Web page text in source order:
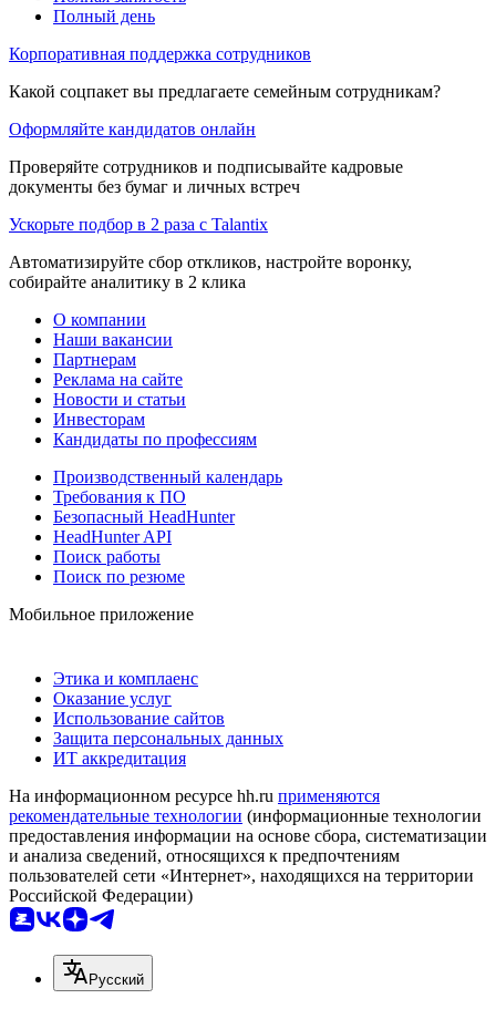
Полный день
Корпоративная поддержка сотрудников
Какой соцпакет вы предлагаете семейным сотрудникам?
Оформляйте кандидатов онлайн
Проверяйте сотрудников и подписывайте кадровые
документы без бумаг и личных встреч
Ускорьте подбор в 2 раза с Talantix
Автоматизируйте сбор откликов, настройте воронку,
собирайте аналитику в 2 клика
О компании
Наши вакансии
Партнерам
Реклама на сайте
Новости и статьи
Инвесторам
Кандидаты по профессиям
Производственный календарь
Требования к ПО
Безопасный HeadHunter
HeadHunter API
Поиск работы
Поиск по резюме
Мобильное приложение
Этика и комплаенс
Оказание услуг
Использование сайтов
Защита персональных данных
ИТ аккредитация
На информационном ресурсе hh.ru применяются
рекомендательные технологии (информационные технологии
предоставления информации на основе сбора, систематизации
и анализа сведений, относящихся к предпочтениям
пользователей сети «Интернет», находящихся на территории
Российской Федерации)
Русский